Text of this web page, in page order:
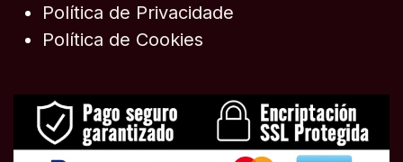
Política de Privacidade
Política de Cookies